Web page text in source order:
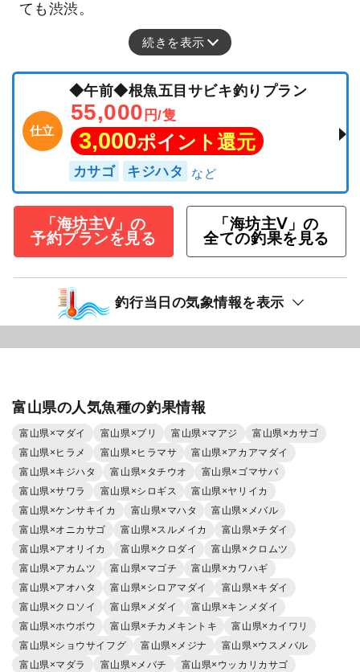
ても渋渋。
続きを表示
仕立
◆午前◆根魚五目サビキ釣りプラン
55,000 円/隻
3,000ポイント還元
カサゴ キジハタ
「海坊主Ⅴ」の
予約プランを見る
「海坊主Ⅴ」の
全ての釣果を見る
釣行当日の気象情報を表示
富山県の人気魚種の釣果情報
富山県×マダイ 富山県×ブリ 富山県×マアジ
富山県×カサゴ
富山県×ヒラメ
富山県×ヒラマサ
富山県×アカアマダイ
富山県×キジハタ
富山県×タチウオ
富山県×ゴマサバ
富山県×サワラ
富山県×シロギス
富山県×ヤリイカ
富山県×ケンサキイカ
富山県×マハタ
富山県×メバル
富山県×オニカサゴ
富山県×スルメイカ
富山県×チダイ
富山県×アオリイカ
富山県×クロダイ
富山県×クロムツ
富山県×アカムツ
富山県×マゴチ
富山県×カワハギ
富山県×アオハタ
富山県×シロアマダイ
富山県×キダイ
富山県×クロソイ
富山県×メダイ
富山県×キンメダイ
富山県×ホウボウ
富山県×チカメキントキ
富山県×カイワリ
富山県×ショウサイフグ
富山県×メジナ
富山県×ウスメバル
富山県×マダラ
富山県×メバチ
富山県×ウッカリカサゴ